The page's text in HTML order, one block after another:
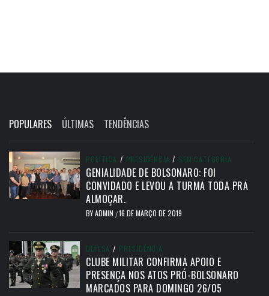
POPULARES ÚLTIMAS TENDÊNCIAS
POLÍTICA / PRESIDÊNCIA / SEM CATEGORIA
GENIALIDADE DE BOLSONARO: FOI
CONVIDADO E LEVOU A TURMA TODA PRA
ALMOÇAR.
BYADMIN /16 DE MARÇO DE 2019
DEFESA / PRESIDÊNCIA
CLUBE MILITAR CONFIRMA APOIO E
PRESENÇA NOS ATOS PRÓ-BOLSONARO
MARCADOS PARA DOMINGO 26/05